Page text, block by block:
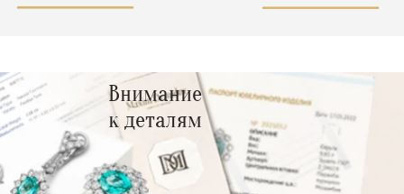
Внимание
к деталям